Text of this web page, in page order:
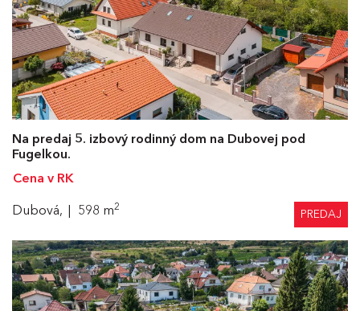
Na predaj 5. izbový rodinný dom na Dubovej pod
Fugelkou.
Cena v RK
Dubová, 598 m2
PREDAJ